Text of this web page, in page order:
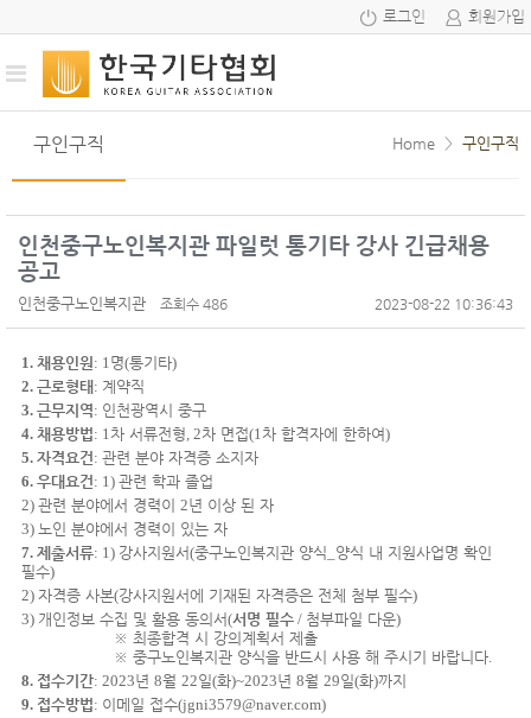
로그인 회원가입
구인구직 Home > 구인구직
인천중구노인복지관 파일럿 통기타 강사 긴급채용
공고
인천중구노인복지관 조회수 486 2023-08-22 10:36:43
1. 채용인원 : 1명(통기타)
2. 근로형태 : 계약직
3. 근무지역: 인천광역시 중구
4. 채용방법: 1차 서류전형, 2차 면접(1차 합격자에 한하여)
5. 자격요건: 관련 분야 자격증 소지자
6. 우대요건: 1) 관련 학과 졸업
2) 관련 분야에서 경력이 2년 이상 된 자
3) 노인 분야에서 경력이 있는 자
7. 제출서류: 1) 강사지원서(중구노인복지관 양식 양식 내 지원사업명 확인
필수)
2) 자격증 사본(강사지원서에 기재된 자격증은 전체 첨부 필수)
3) 개인정보 수집 및 활용 동의서(서명 필수 / 첨부파일 다운)
※ 최종합격 시 강의계획서 제출
※ 중구노인복지관 양식을 반드시 사용 해 주시기 바랍니다.
8. 접수기간: 2023년 8월 22일(화)~2023년 8월 29일(화)까지
9. 접수방법: 이메일 접수(jgni3579@naver.com)